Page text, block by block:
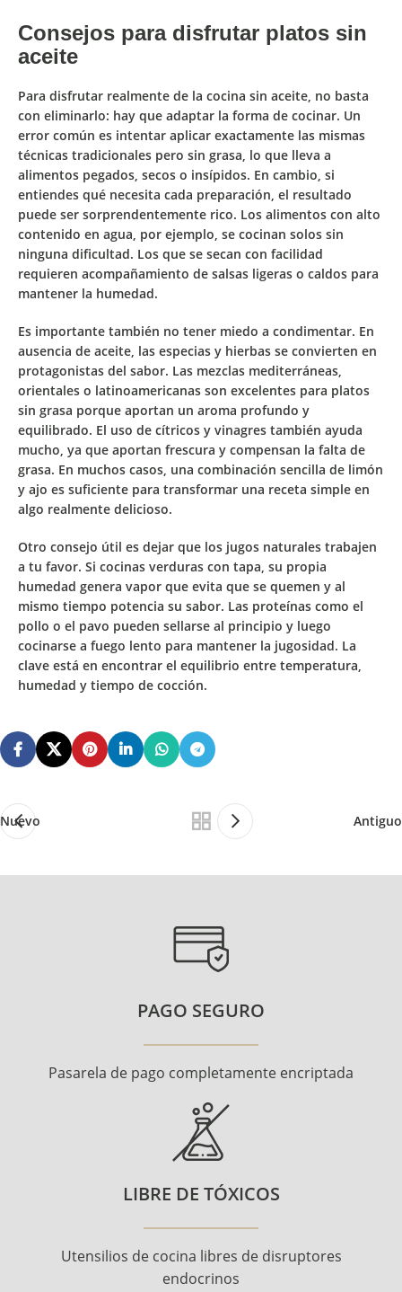
Consejos para disfrutar platos sin
aceite
Para disfrutar realmente de la cocina sin aceite, no basta
con eliminarlo: hay que adaptar la forma de cocinar. Un
error común es intentar aplicar exactamente las mismas
técnicas tradicionales pero sin grasa, lo que lleva a
alimentos pegados, secos o insípidos. En cambio, si
entiendes qué necesita cada preparación, el resultado
puede ser sorprendentemente rico. Los alimentos con alto
contenido en agua, por ejemplo, se cocinan solos sin
ninguna dificultad. Los que se secan con facilidad
requieren acompañamiento de salsas ligeras o caldos para
mantener la humedad.
Es importante también no tener miedo a condimentar. En
ausencia de aceite, las especias y hierbas se convierten en
protagonistas del sabor. Las mezclas mediterráneas,
orientales o latinoamericanas son excelentes para platos
sin grasa porque aportan un aroma profundo y
equilibrado. El uso de cítricos y vinagres también ayuda
mucho, ya que aportan frescura y compensan la falta de
grasa. En muchos casos, una combinación sencilla de limón
y ajo es suficiente para transformar una receta simple en
algo realmente delicioso.
Otro consejo útil es dejar que los jugos naturales trabajen
a tu favor. Si cocinas verduras con tapa, su propia
humedad genera vapor que evita que se quemen y al
mismo tiempo potencia su sabor. Las proteínas como el
pollo o el pavo pueden sellarse al principio y luego
cocinarse a fuego lento para mantener la jugosidad. La
clave está en encontrar el equilibrio entre temperatura,
humedad y tiempo de cocción.
Nuevo Antiguo
PAGO SEGURO
Pasarela de pago completamente encriptada
LIBRE DE TÓXICOS
Utensilios de cocina libres de disruptores
endocrinos